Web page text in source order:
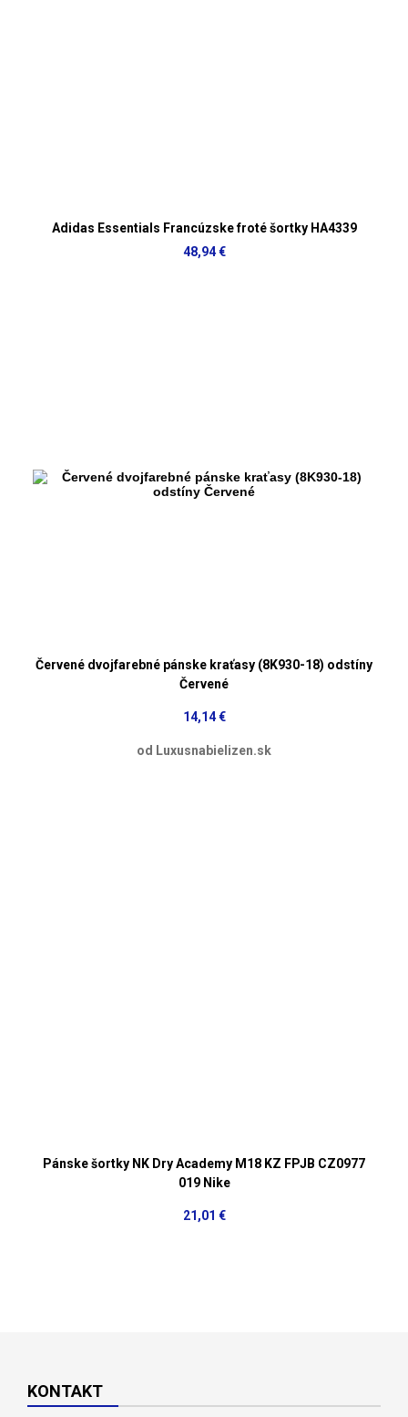
Adidas Essentials Francúzske froté šortky HA4339
48,94 €
Červené dvojfarebné pánske kraťasy (8K930-18) odstíny
Červené
14,14 €
od Luxusnabielizen.sk
Pánske šortky NK Dry Academy M18 KZ FPJB CZ0977
019 Nike
21,01 €
KONTAKT